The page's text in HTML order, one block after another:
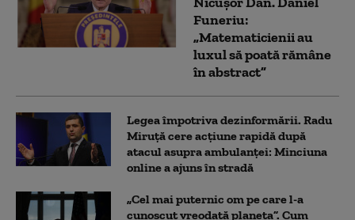
Funeriu:
„Matematicienii au
luxul să poată rămâne
în abstract”
Legea împotriva dezinformării. Radu
Miruță cere acțiune rapidă după
atacul asupra ambulanței: Minciuna
online a ajuns în stradă
„Cel mai puternic om pe care l-a
cunoscut vreodată planeta”. Cum